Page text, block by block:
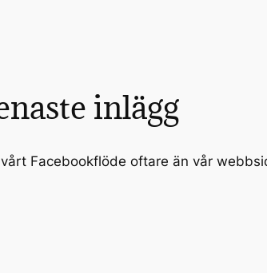
inlägg
Facebookflöde oftare än vår